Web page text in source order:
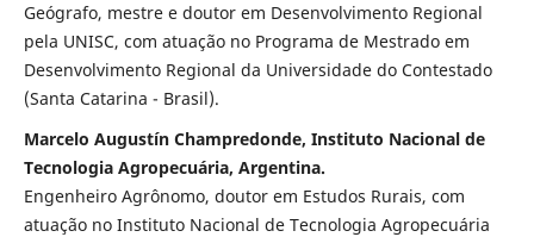
Geógrafo, mestre e doutor em Desenvolvimento Regional
pela UNISC, com atuação no Programa de Mestrado em
Desenvolvimento Regional da Universidade do Contestado
(Santa Catarina - Brasil).
Marcelo Augustín Champredonde, Instituto Nacional de
Tecnologia Agropecuária, Argentina.
Engenheiro Agrônomo, doutor em Estudos Rurais, com
atuação no Instituto Nacional de Tecnologia Agropecuária